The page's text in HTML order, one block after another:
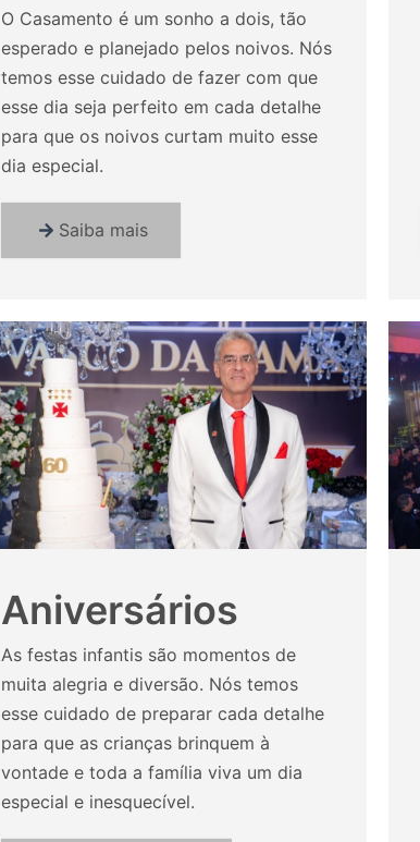
O Casamento é um sonho a dois, tão
esperado e planejado pelos noivos. Nós
temos esse cuidado de fazer com que
esse dia seja perfeito em cada detalhe
para que os noivos curtam muito esse
dia especial.
Saiba mais
Aniversários
As festas infantis são momentos de
muita alegria e diversão. Nós temos
esse cuidado de preparar cada detalhe
para que as crianças brinquem à
vontade e toda a família viva um dia
especial e inesquecível.